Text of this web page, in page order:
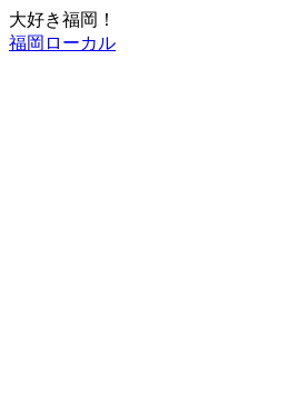
大好き福岡！
福岡ローカル